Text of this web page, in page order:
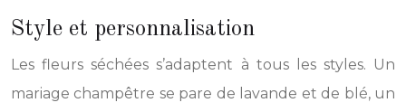
Style et personnalisation
Les fleurs séchées s’adaptent à tous les styles. Un
mariage champêtre se pare de lavande et de blé, un